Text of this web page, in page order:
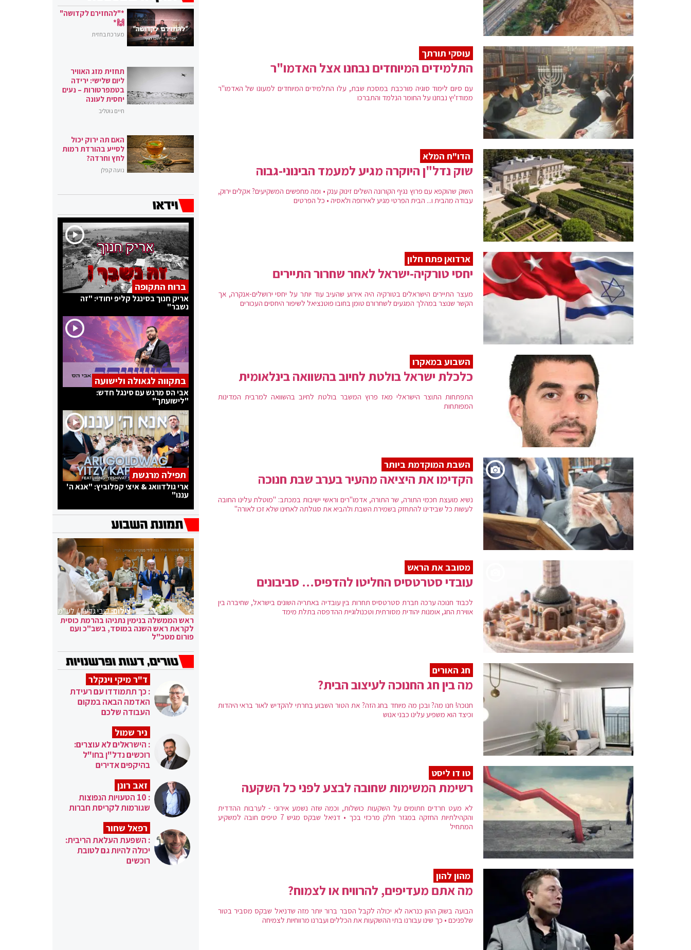
עוסקי תורתך
התלמידים המיוחדים נבחנו אצל האדמו"ר
עם סיום לימוד סוגיה מורכבת במסכת שבת, עלו התלמידים המיוחדים למעונו של האדמו"ר
ממודז'יץ נבחנו על החומר הנלמד והתברכו
הדו"ח המלא
שוק נדל"ן היוקרה מגיע למעמד הבינוני-גבוה
השוק שהוקפא עם פרוץ נגיף הקורונה השלים זינוק ענק • ומה מחפשים המשקיעים? אקלים ירוק,
עבודה מהבית ו... הבית הפרטי מגיע לאירופה ולאסיה • כל הפרטים
ארדואן פתח חלון
יחסי טורקיה-ישראל לאחר שחרור התיירים
מעצר התיירים הישראלים בטורקיה היה אירוע שהעיב עוד יותר על יחסי ירושלים-אנקרה, אך
הקשר שנוצר במהלך המגעים לשחרורם טומן בחובו פוטנציאל לשיפור היחסים העכורים
השבוע במאקרו
כלכלת ישראל בולטת לחיוב בהשוואה בינלאומית
התפתחות התוצר הישראלי מאז פרוץ המשבר בולטת לחיוב בהשוואה למרבית המדינות
המפותחות
השבת המוקדמת ביותר
הקדימו את היציאה מהעיר בערב שבת חנוכה
נשיא מועצת חכמי התורה, שר התורה, אדמו"רים וראשי ישיבות במכתב: "מוטלת עלינו החובה
לעשות כל שבידינו להתחזק בשמירת השבת ולהביא את סגולתה לאחינו שלא זכו לאורה"
מסובב את הראש
עובדי סטרטסיס החליטו להדפיס… סביבונים
לכבוד חנוכה ערכה חברת סטרטסיס תחרות בין עובדיה באתריה השונים בישראל, שחיברה בין
אווירת החג, אומנות יהודית מסורתית וטכנולוגיית ההדפסה בתלת מימד
חג האורים
מה בין חג החנוכה לעיצוב הבית?
חנוכה! חנו מה? ובכן מה מיוחד בחג הזה? את הטור השבוע בחרתי להקדיש לאור בראי היהדות
וכיצד הוא משפיע עלינו כבני אנוש
טו דו ליסט
רשימת המשימות שחובה לבצע לפני כל השקעה
לא מעט חרדים חתומים על השקעות כושלות, וכמה שזה נשמע אירוני - לערבות ההדדית
והקהילתיות החזקה במגזר חלק מרכזי בכך • דניאל שבקס מגיש 7 טיפים חובה למשקיע
המתחיל
מהון להון
מה אתם מעדיפים, להרוויח או לצמוח?
הבועה בשוק ההון כנראה לא יכולה לקבל הסבר ברור יותר מזה שדניאל שבקס מסביר בטור
שלפניכם • כך שינו עבורנו בתי ההשקעות את הכללים ועברנו מרווחיות לצמיחה
*"להחזירם לקדושה"
🙌*
מערכת בחזית
תחזית מזג האוויר
ליום שלישי: ירידה
בטמפרטורות – נעים
יחסית לעונה
חיים גוטליב
האם תה ירוק יכול
לסייע בהורדת רמות
לחץ וחרדה?
נועה קפלן
ברוח התקופה
אריק חנוך בסינגל קליפ יחודי: "זה
נשבר"
בתקווה לגאולה ולישועה
אבי הס מרגש עם סינגל חדש:
"לישועתך"
תפילה מרגשת
ארי גולדוואג & איצי קפלוביץ: "אנא ה'
עננו"
צילום:קובי גדעון / לע"מ
ראש הממשלה בנימין נתניהו בהרמת כוסית
לקראת ראש השנה במוסד, בשב"כ ועם
פורום מטכ"ל
ד"ר מיקי וינקלר
: כך תתמודדו עם רעידת
האדמה הבאה במקום
העבודה שלכם
ניר שמול
: הישראלים לא עוצרים:
רוכשים נדל"ן בחו"ל
בהיקפים אדירים
זאב רונן
: 10 הטעויות הנפוצות
שגורמות לקריסת חברות
רפאל שחור
: השפעת העלאת הריבית:
יכולה להיות גם לטובת
רוכשים